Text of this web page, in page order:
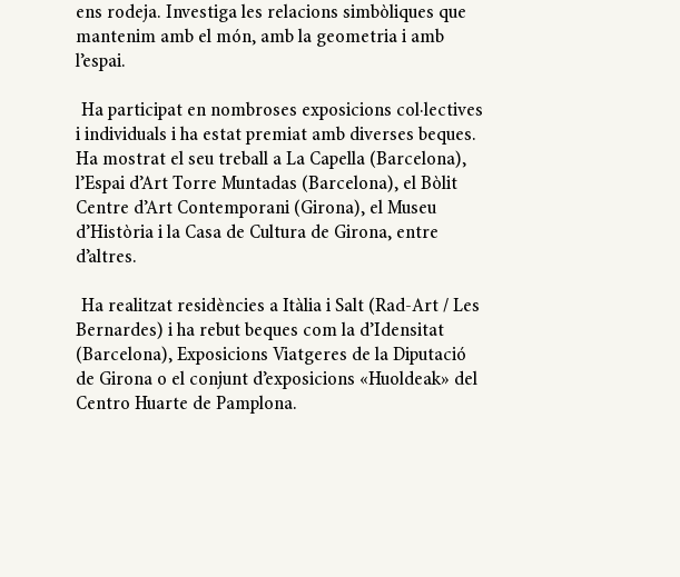
ens rodeja. Investiga les relacions simbòliques que
mantenim amb el món, amb la geometria i amb
l’espai.
Ha participat en nombroses exposicions col·lectives
i individuals i ha estat premiat amb diverses beques.
Ha mostrat el seu treball a La Capella (Barcelona),
l’Espai d’Art Torre Muntadas (Barcelona), el Bòlit
Centre d’Art Contemporani (Girona), el Museu
d’Història i la Casa de Cultura de Girona, entre
d’altres.
Ha realitzat residències a Itàlia i Salt (Rad-Art / Les
Bernardes) i ha rebut beques com la d’Idensitat
(Barcelona), Exposicions Viatgeres de la Diputació
de Girona o el conjunt d’exposicions «Huoldeak» del
Centro Huarte de Pamplona.